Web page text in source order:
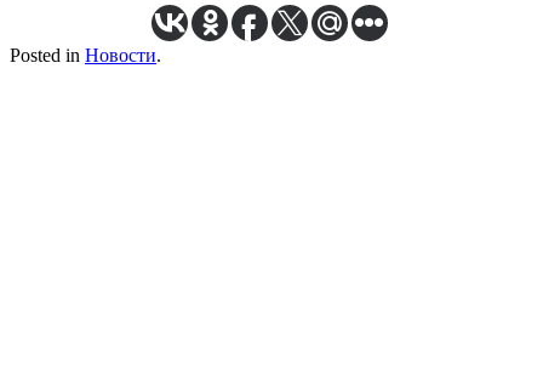
Posted in Новости.